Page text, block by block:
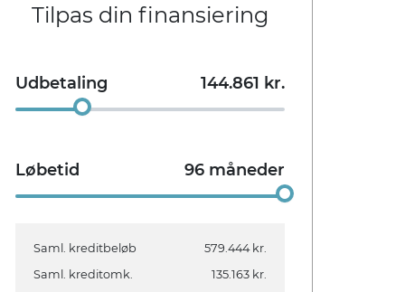
Tilpas din finansiering
Udbetaling 144.861 kr.
Løbetid 96måneder
Saml. kreditbeløb
579.444 kr.
Saml. kreditomk.
135.163 kr.